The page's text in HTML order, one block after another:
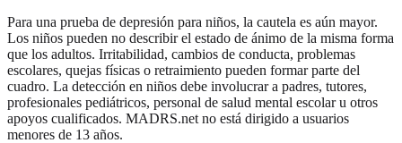
Para una prueba de depresión para niños, la cautela es aún mayor.
Los niños pueden no describir el estado de ánimo de la misma forma
que los adultos. Irritabilidad, cambios de conducta, problemas
escolares, quejas físicas o retraimiento pueden formar parte del
cuadro. La detección en niños debe involucrar a padres, tutores,
profesionales pediátricos, personal de salud mental escolar u otros
apoyos cualificados. MADRS.net no está dirigido a usuarios
menores de 13 años.